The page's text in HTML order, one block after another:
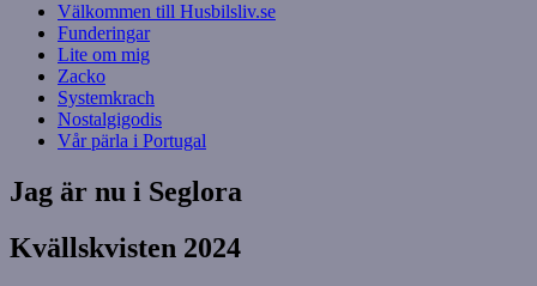
Välkommen till Husbilsliv.se
Funderingar
Lite om mig
Zacko
Systemkrach
Nostalgigodis
Vår pärla i Portugal
Jag är nu i Seglora
Kvällskvisten 2024